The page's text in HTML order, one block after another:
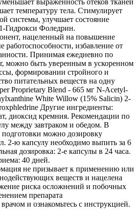
выраженность отеков тканей
температуру тела. Стимулирует
системы, улучшает состояние
Гидрокси Фоледрин.
нацеленный на повышение
работоспособности, избавление от
Принимая ежедневно по
можно быть уверенным в ускоренном
формировании стройного и
питательных веществ на одну
Proprietary Blend - 665 мг N-Acetyl-
White Willow (15% Salicin) 2-
Другие ингредиенты:
диоксид кремния. Рекомендации по
между завтраком и обедом. В
подготовки можно дозировку
2-ю капсулу необходимо выпить за 6
дозировка: 2-е капсулы в 24 часа.
40 дней.
не призывает к применению или
веществ и нацелена
риска осложнений и побочных
препарата
и ознакомьтесь с инструкцией.